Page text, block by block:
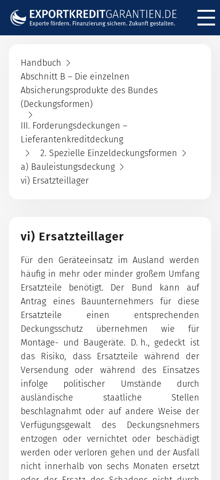
Handbuch
Abschnitt B – Die einzelnen
Absicherungsprodukte des Bundes
(Deckungsformen)
III. Forderungsdeckungen –
Lieferantenkreditdeckung
2. Spezielle Einzeldeckungsformen
a) Bauleistungsdeckung
vi) Ersatzteillager
vi) Ersatzteillager
Für den Geräteeinsatz im Ausland werden
häufig in mehr oder minder großem Umfang
Ersatzteile benötigt. Der Bund kann auf
Antrag eines Bauunternehmers für diese
Ersatzteile einen entsprechenden
Deckungsschutz übernehmen wie für
Montage- und Baugeräte. D. h., gedeckt ist
das Risiko, dass Ersatzteile während der
Versendung oder während des Einsatzes
infolge politischer Umstände durch
ausländische staatliche Stellen
beschlagnahmt oder auf andere Weise der
Verfügungsgewalt des Deckungsnehmers
entzogen oder vernichtet oder beschädigt
werden oder verloren gehen und der Ausfall
nicht innerhalb von sechs Monaten ersetzt